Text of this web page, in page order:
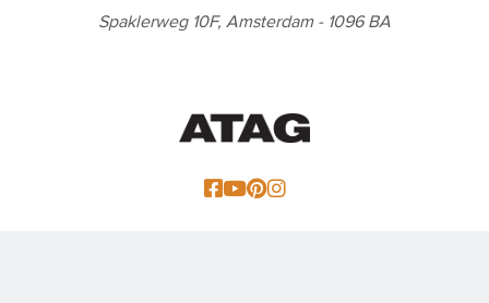
Spaklerweg 10F, Amsterdam - 1096 BA